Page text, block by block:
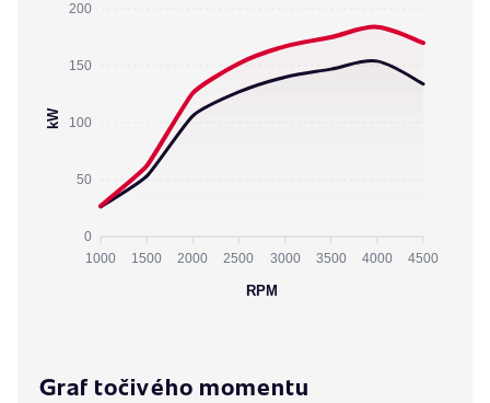
200
150
100
50
0
kW
1000 1500 2000 2500 3000 3500 4000 4500
RPM
Graf točivého momentu